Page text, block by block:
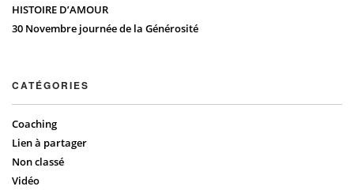
HISTOIRE D’AMOUR
30 Novembre journée de la Générosité
CATÉGORIES
Coaching
Lien à partager
Non classé
Vidéo